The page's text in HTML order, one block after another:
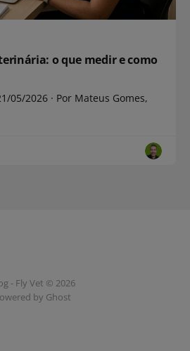
o que medir e como
05/2026 · Por Mateus Gomes,
- Fly Vet © 2026
by Ghost